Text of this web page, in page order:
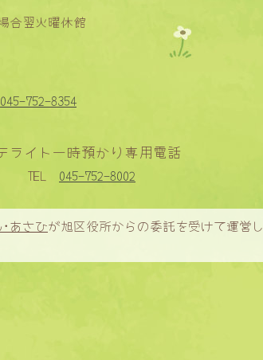
合翌火曜休館
045-752-8354
ライト一時預かり専用電話
TEL 045-752-8002
あさひが旭区役所からの委託を受けて運営し